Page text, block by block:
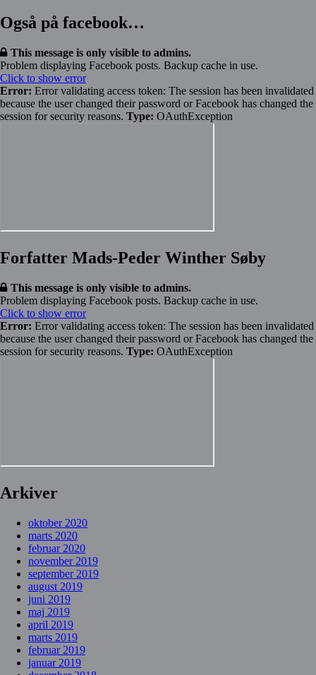
Også på facebook…
This message is only visible to admins.
Problem displaying Facebook posts. Backup cache in use.
Click to show error
Error: Error validating access token: The session has been invalidated
because the user changed their password or Facebook has changed the
session for security reasons. Type: OAuthException
Forfatter Mads-Peder Winther Søby
This message is only visible to admins.
Problem displaying Facebook posts. Backup cache in use.
Click to show error
Error: Error validating access token: The session has been invalidated
because the user changed their password or Facebook has changed the
session for security reasons. Type: OAuthException
Arkiver
oktober 2020
marts 2020
februar 2020
november 2019
september 2019
august 2019
juni 2019
maj 2019
april 2019
marts 2019
februar 2019
januar 2019